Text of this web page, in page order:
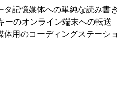
タ記憶媒体への単純な読み書き
ーのオンライン端末への転送
体用のコーディングステーショ